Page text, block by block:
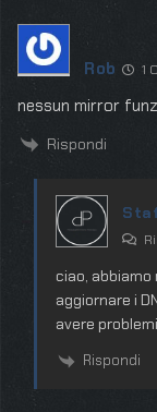
Rob 1
nessun mirror
Rispondi
ciao,
aggiornare i
avere
Rispondi